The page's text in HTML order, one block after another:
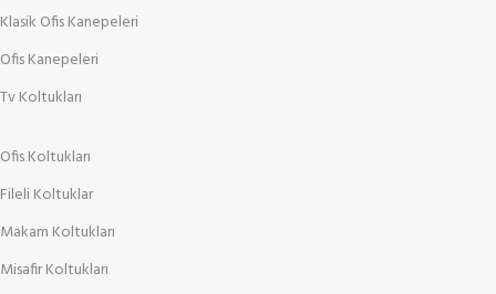
Klasik Ofis Kanepeleri
Ofis Kanepeleri
Tv Koltukları
Ofis Koltukları
Fileli Koltuklar
Makam Koltukları
Misafir Koltukları